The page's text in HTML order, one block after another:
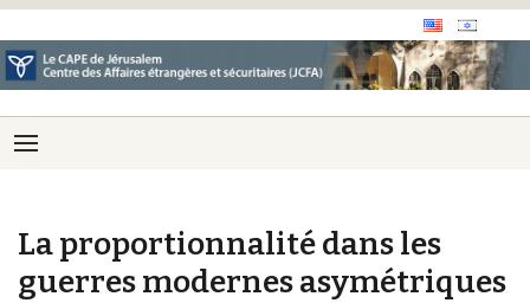
La proportionnalité dans les
guerres modernes asymétriques